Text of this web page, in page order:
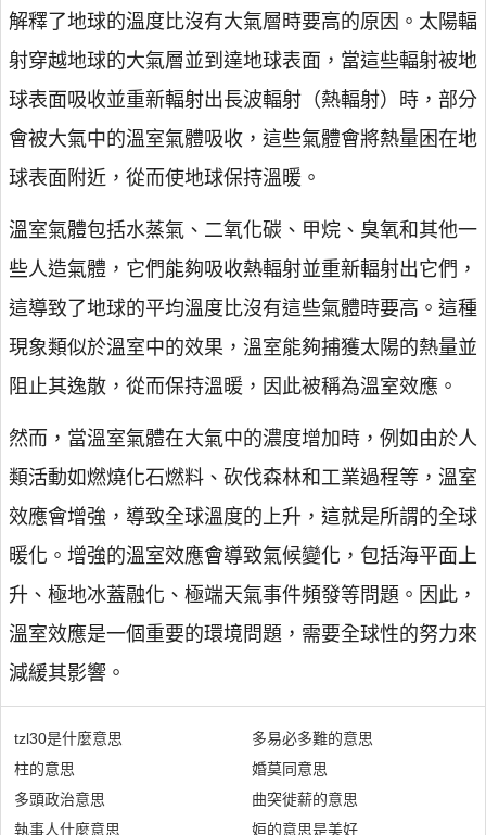
解釋了地球的溫度比沒有大氣層時要高的原因。太陽輻
射穿越地球的大氣層並到達地球表面，當這些輻射被地
球表面吸收並重新輻射出長波輻射（熱輻射）時，部分
會被大氣中的溫室氣體吸收，這些氣體會將熱量困在地
球表面附近，從而使地球保持溫暖。
溫室氣體包括水蒸氣、二氧化碳、甲烷、臭氧和其他一
些人造氣體，它們能夠吸收熱輻射並重新輻射出它們，
這導致了地球的平均溫度比沒有這些氣體時要高。這種
現象類似於溫室中的效果，溫室能夠捕獲太陽的熱量並
阻止其逸散，從而保持溫暖，因此被稱為溫室效應。
然而，當溫室氣體在大氣中的濃度增加時，例如由於人
類活動如燃燒化石燃料、砍伐森林和工業過程等，溫室
效應會增強，導致全球溫度的上升，這就是所謂的全球
暖化。增強的溫室效應會導致氣候變化，包括海平面上
升、極地冰蓋融化、極端天氣事件頻發等問題。因此，
溫室效應是一個重要的環境問題，需要全球性的努力來
減緩其影響。
tzl30是什麼意思
柱的意思
多頭政治意思
執事人什麼意思
多易必多難的意思
婚莫同意思
曲突徙薪的意思
姮的意思是美好